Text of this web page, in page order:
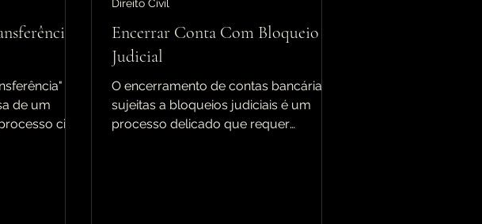
no
de um
civil
Encerrar Conta Com Bloqueio
Judicial
O encerramento de contas bancárias
sujeitas a bloqueios judiciais é um
processo delicado que requer
Direito Civil